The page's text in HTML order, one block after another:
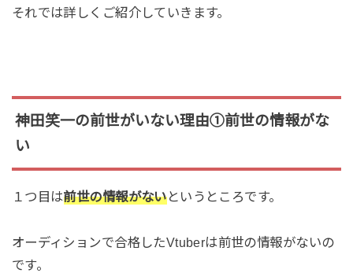
それでは詳しくご紹介していきます。
神田笑一の前世がいない理由①前世の情報がな
い
１つ目は前世の情報がないというところです。
オーディションで合格したVtuberは前世の情報がないの
です。